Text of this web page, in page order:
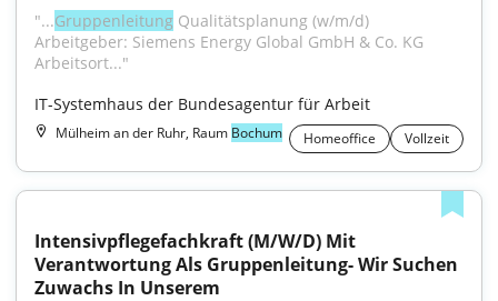
"...Gruppenleitung Qualitätsplanung (w/m/d)
Arbeitgeber: Siemens Energy Global GmbH & Co. KG
Arbeitsort..."
IT-Systemhaus der Bundesagentur für Arbeit
Mülheim an der Ruhr, Raum Bochum Homeoffice Vollzeit
Intensivpflegefachkraft (M/W/D) Mit
Verantwortung Als Gruppenleitung- Wir Suchen
Zuwachs In Unserem